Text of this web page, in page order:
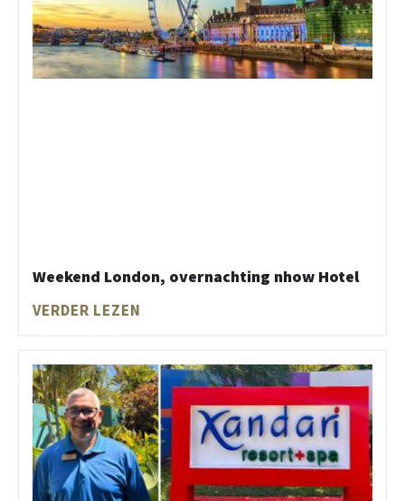
Weekend London, overnachting nhow Hotel
VERDER LEZEN